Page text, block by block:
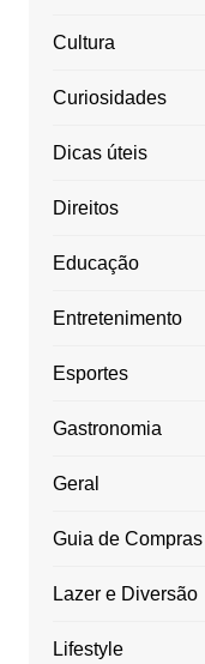
Cultura
Curiosidades
Dicas úteis
Direitos
Educação
Entretenimento
Esportes
Gastronomia
Geral
Guia de Compras
Lazer e Diversão
Lifestyle